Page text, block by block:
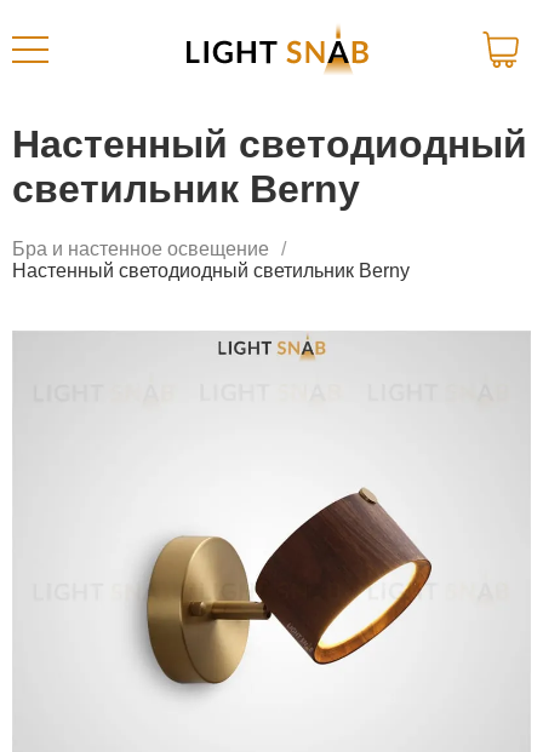
Настенный светодиодный
светильник Berny
Бра и настенное освещение
Настенный светодиодный светильник Berny